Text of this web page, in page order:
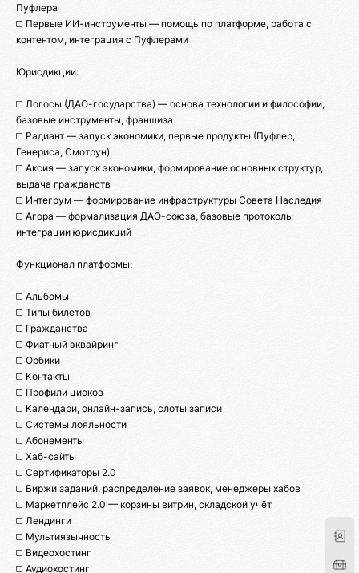
Пуфлера
◻️ Первые ИИ-инструменты — помощь по платформе, работа с
контентом, интеграция с Пуфлерами
Юрисдикции:
◻️ Логосы (ДАО-государства) — основа технологии и философии,
базовые инструменты, франшиза
◻️ Радиант — запуск экономики, первые продукты (Пуфлер,
Генериса, Смотрун)
◻️ Аксия — запуск экономики, формирование основных структур,
выдача гражданств
◻️ Интегрум — формирование инфраструктуры Совета Наследия
◻️ Агора — формализация ДАО-союза, базовые протоколы
интеграции юрисдикций
Функционал платформы:
◻️ Альбомы
◻️ Типы билетов
◻️ Гражданства
◻️ Фиатный эквайринг
◻️ Орбики
◻️ Контакты
◻️ Профили циоков
◻️ Календари, онлайн-запись, слоты записи
◻️ Системы лояльности
◻️ Абонементы
◻️ Хаб-сайты
◻️ Сертификаторы 2.0
◻️ Биржи заданий, распределение заявок, менеджеры хабов
◻️ Маркетплейс 2.0 — корзины витрин, складской учёт
◻️ Лендинги
◻️ Мультиязычность
◻️ Видеохостинг
◻️ Аудиохостинг